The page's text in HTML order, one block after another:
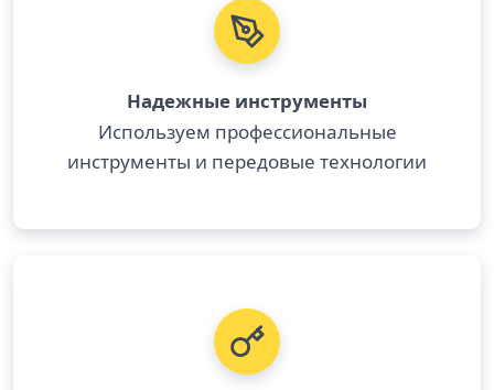
Надежные инструменты
Используем профессиональные
инструменты и передовые технологии